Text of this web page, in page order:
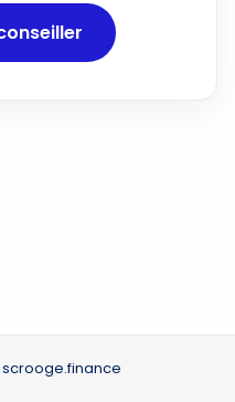
scrooge.finance